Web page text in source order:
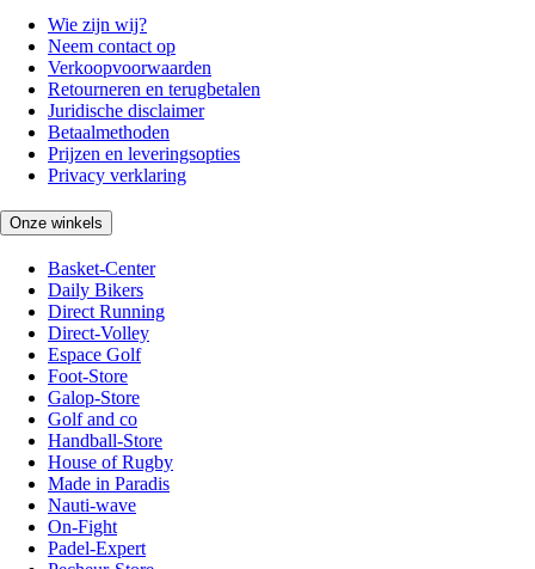
Wie zijn wij?
Neem contact op
Verkoopvoorwaarden
Retourneren en terugbetalen
Juridische disclaimer
Betaalmethoden
Prijzen en leveringsopties
Privacy verklaring
Onze winkels
Basket-Center
Daily Bikers
Direct Running
Direct-Volley
Espace Golf
Foot-Store
Galop-Store
Golf and co
Handball-Store
House of Rugby
Made in Paradis
Nauti-wave
On-Fight
Padel-Expert